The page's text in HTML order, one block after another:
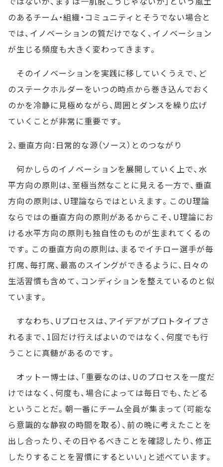
のあるチーム・組織・コミュニティとそうでない場合と
では、イノベーションの質だけでなく、イノベーション
が生じる頻度も大きく変わってきます。
そのイノベーションを実践に移していくうえで、ど
のステークホルダーをいつの時点から巻き込んでおく
のかを冷静に見極めながら、周囲とダンスを繰り広げ
ていくことが非常に重要です。
2、垂直方向：日常的な源（ソース）とのつながり
何かしらのイノベーションを展開していく上で、水
平方向の原則は、至極当然なことに見える一方で、垂直
方向の原則は、U理論ならではといえます。このU理論
ならではの垂直方向の原則があるからこそ、U理論にお
ける水平方向の原則も独自性のものが生まれてくるの
です。この垂直方向の原則は、まるでイチロー選手が毎
打席、毎打席、最高のスイングができるように、日々の
生活習慣も含めて、コンディションを整えているのと似
ています。
すなわち、Uプロセスは、アイデアがプロトタイプさ
れるまで、1回だけ行えばよいのではなく、何度でも行
うことに真髄があるのです。
オットー博士は、「重要なのは、Uのプロセスを一度だ
けではなく、何度も、場合によっては毎日でも、たどる
ということだ。朝一番にチーム全員が集まって（可能な
ら意識的な静寂の時間を取る）、前の晩に考えたことを
出し合ったり、その日やるべきことを確認したり、修正
したりすることを習慣にするといい」と述べています。